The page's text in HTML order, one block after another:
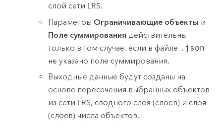
слой сети LRS.
Параметры Ограничивающие объекты и
Поле суммирования действительны
только в том случае, если в файле .json
не указано поле суммирования.
Выходные данные будут созданы на
основе пересечения выбранных объектов
из сети LRS, сводного слоя (слоев) и слоя
(слоев) числа объектов.